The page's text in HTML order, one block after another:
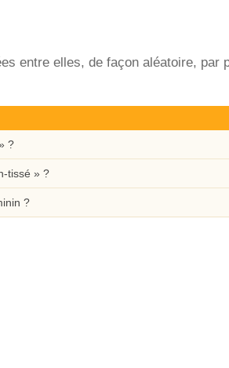
entre elles, de façon aléatoire, par
?
tissé » ?
?